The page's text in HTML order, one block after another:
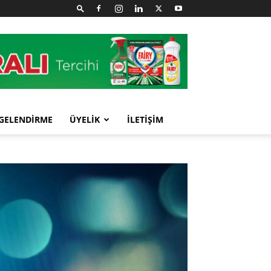
ÜYELİK İLETİŞİM